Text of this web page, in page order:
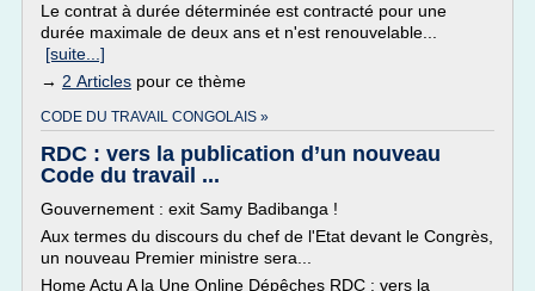
Le contrat à durée déterminée est contracté pour une
durée maximale de deux ans et n'est renouvelable...
[suite...]
→ 2 Articles pour ce thème
CODE DU TRAVAIL CONGOLAIS »
RDC : vers la publication d’un nouveau
Code du travail ...
Gouvernement : exit Samy Badibanga !
Aux termes du discours du chef de l'Etat devant le Congrès,
un nouveau Premier ministre sera...
Home Actu A la Une Online Dépêches RDC : vers la